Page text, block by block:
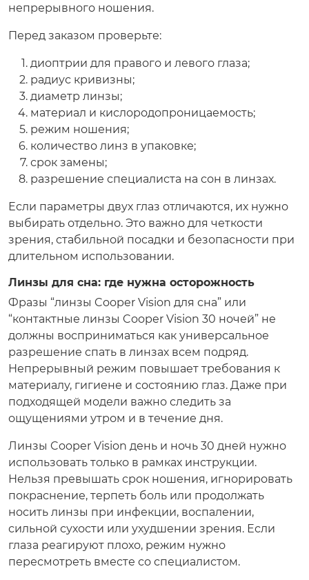
непрерывного ношения.
Перед заказом проверьте:
диоптрии для правого и левого глаза;
радиус кривизны;
диаметр линзы;
материал и кислородопроницаемость;
режим ношения;
количество линз в упаковке;
срок замены;
разрешение специалиста на сон в линзах.
Если параметры двух глаз отличаются, их нужно
выбирать отдельно. Это важно для четкости
зрения, стабильной посадки и безопасности при
длительном использовании.
Линзы для сна: где нужна осторожность
Фразы “линзы Cooper Vision для сна” или
“контактные линзы Cooper Vision 30 ночей” не
должны восприниматься как универсальное
разрешение спать в линзах всем подряд.
Непрерывный режим повышает требования к
материалу, гигиене и состоянию глаз. Даже при
подходящей модели важно следить за
ощущениями утром и в течение дня.
Линзы Cooper Vision день и ночь 30 дней нужно
использовать только в рамках инструкции.
Нельзя превышать срок ношения, игнорировать
покраснение, терпеть боль или продолжать
носить линзы при инфекции, воспалении,
сильной сухости или ухудшении зрения. Если
глаза реагируют плохо, режим нужно
пересмотреть вместе со специалистом.